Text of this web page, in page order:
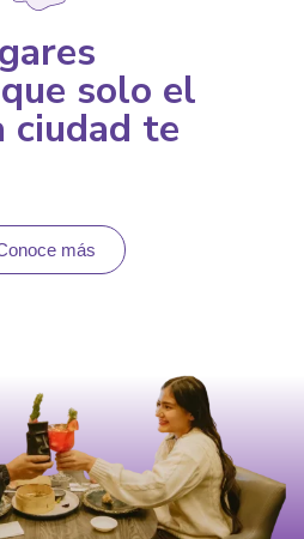
solo el
ciudad te
más